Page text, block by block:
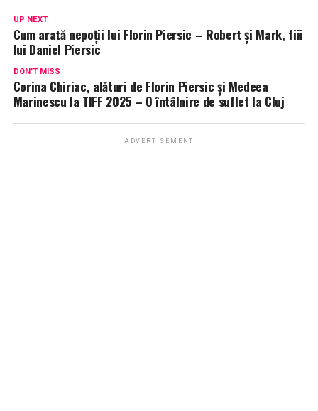
UP NEXT
Cum arată nepoții lui Florin Piersic – Robert și Mark, fiii
lui Daniel Piersic
DON'T MISS
Corina Chiriac, alături de Florin Piersic și Medeea
Marinescu la TIFF 2025 – O întâlnire de suflet la Cluj
ADVERTISEMENT